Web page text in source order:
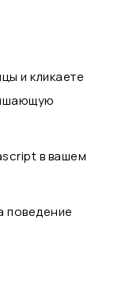
и кликаете
в вашем
поведение